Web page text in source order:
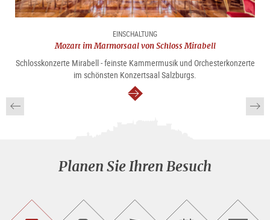
EINSCHALTUNG
Mozart im Marmorsaal von Schloss Mirabell
Schlosskonzerte Mirabell - feinste Kammermusik und Orchesterkonzerte
im schönsten Konzertsaal Salzburgs.
weiter
Planen Sie Ihren Besuch